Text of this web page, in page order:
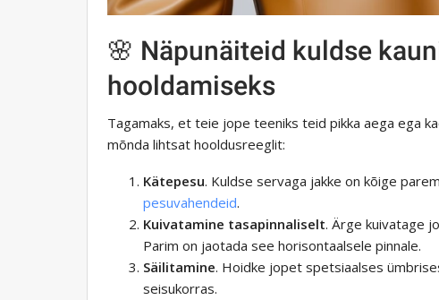
🌸 Näpunäiteid kuldse
hooldamiseks
Tagamaks, et teie jope teeniks teid pikka aega ega
mõnda lihtsat hooldusreeglit:
Kätepesu. Kuldse servaga jakke on kõige
pesuvahendeid.
Kuivatamine tasapinnaliselt. Ärge kuivatage
Parim on jaotada see horisontaalsele pinnale.
Säilitamine. Hoidke jopet spetsiaalses
seisukorras.